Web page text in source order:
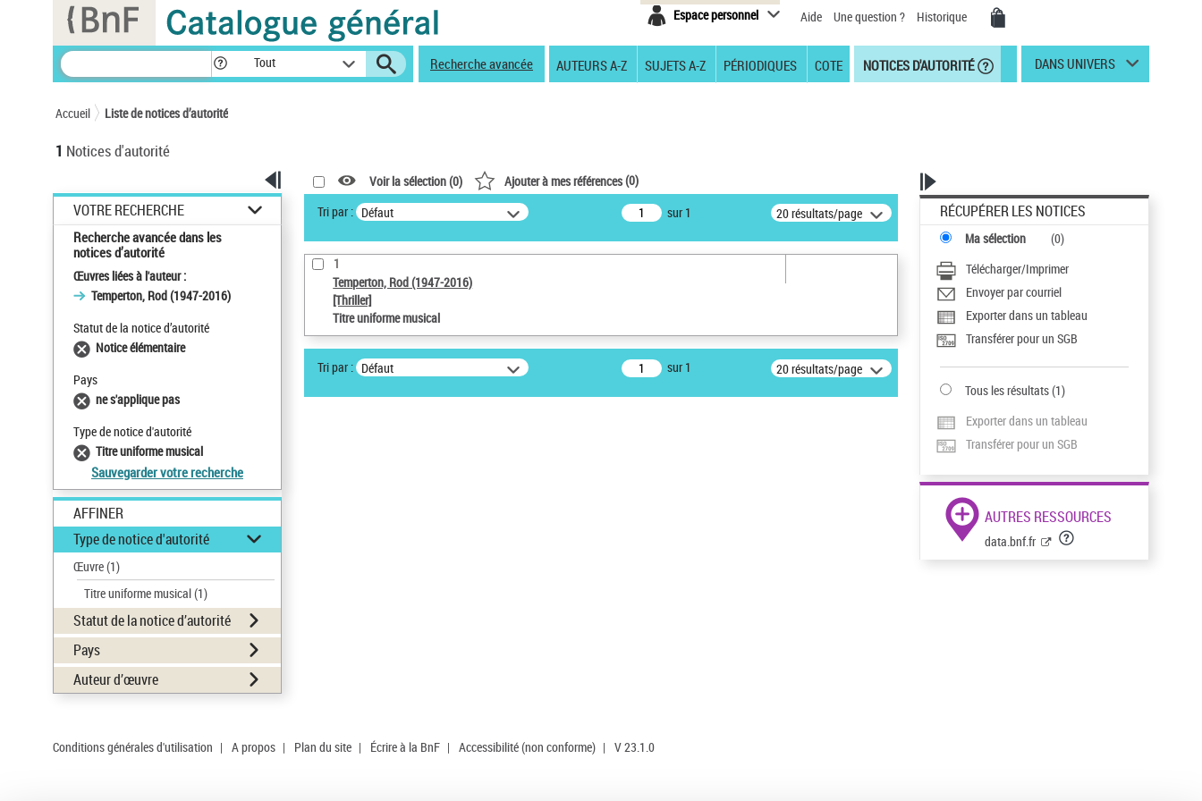
Espace personnel Aide Une question ? Historique
Tout Recherche avancée AUTEURS A-Z SUJETS A-Z PÉRIODIQUES COTE NOTICES D'AUTORITÉ DANS UNIVERS
Accueil Liste de notices d’autorité
1 Notices d'autorité
VOTRE RECHERCHE
Recherche avancée dans les
notices d’autorité
Œuvres liées à l'auteur :
Temperton, Rod (1947-2016)
Statut de la notice d’autorité
Notice élémentaire
Pays
ne s'applique pas
Type de notice d'autorité
Titre uniforme musical
Sauvegarder votre recherche
AFFINER
Type de notice d'autorité
Œuvre(1)
Titre uniforme musical(1)
Statut de la notice d’autorité
Pays
Auteur d’œuvre
Voir la sélection (0) Ajouter à mes références(0)
Tri par : Défaut sur 1 20 résultats/page
1
Temperton, Rod (1947-2016)
[Thriller]
Titre uniforme musical
Tri par : Défaut sur 1 20 résultats/page
RÉCUPÉRER LES NOTICES
Ma sélection (0)
Télécharger/Imprimer
Envoyer par courriel
Exporter dans un tableau
Transférer pour un SGB
Tous les résultats(1)
Exporter dans un tableau
Transférer pour un SGB
AUTRES RESSOURCES
data.bnf.fr
Conditions générales d'utilisation | A propos | Plan du site | Écrire à la BnF | Accessibilité (non conforme) | V 23.1.0
Panneau de gestion des cookies